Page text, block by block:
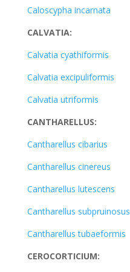
Caloscypha incarnata
CALVATIA:
Calvatia cyathiformis
Calvatia excipuliformis
Calvatia utriformis
CANTHARELLUS:
Cantharellus cibarius
Cantharellus cinereus
Cantharellus lutescens
Cantharellus subpruinosus
Cantharellus tubaeformis
CEROCORTICIUM: